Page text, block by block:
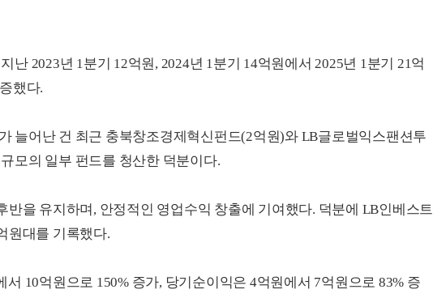
난 2023년 1분기 12억원, 2024년 1분기 14억원에서 2025년 1분기 21억
했다.
늘어난 건 최근 충북창조경제혁신펀드(2억원)와 LB글로벌익스팬션투
모의 일부 펀드를 청산한 덕분이다.
반을 유지하며, 안정적인 영업수익 창출에 기여했다. 덕분에 LB인베스트
원대를 기록했다.
10억원으로 150% 증가, 당기순이익은 4억원에서 7억원으로 83% 증